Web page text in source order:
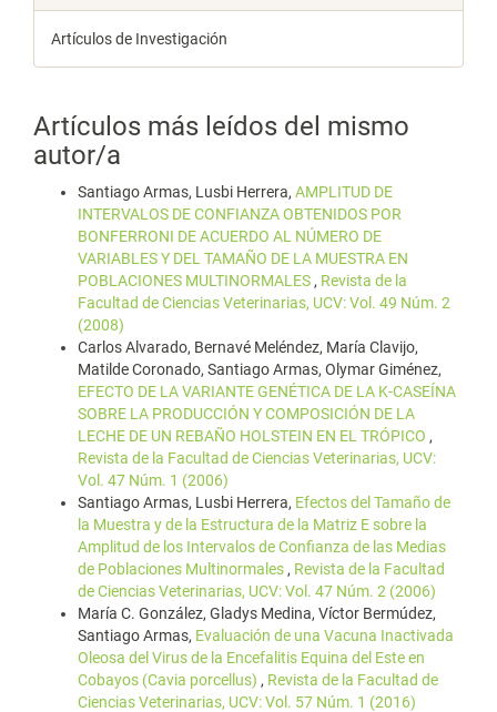
Artículos de Investigación
Artículos más leídos del mismo
autor/a
Santiago Armas, Lusbi Herrera, AMPLITUD DE
INTERVALOS DE CONFIANZA OBTENIDOS POR
BONFERRONI DE ACUERDO AL NÚMERO DE
VARIABLES Y DEL TAMAÑO DE LA MUESTRA EN
POBLACIONES MULTINORMALES , Revista de la
Facultad de Ciencias Veterinarias, UCV: Vol. 49 Núm. 2
(2008)
Carlos Alvarado, Bernavé Meléndez, María Clavijo,
Matilde Coronado, Santiago Armas, Olymar Giménez,
EFECTO DE LA VARIANTE GENÉTICA DE LA K-CASEÍNA
SOBRE LA PRODUCCIÓN Y COMPOSICIÓN DE LA
LECHE DE UN REBAÑO HOLSTEIN EN EL TRÓPICO ,
Revista de la Facultad de Ciencias Veterinarias, UCV:
Vol. 47 Núm. 1 (2006)
Santiago Armas, Lusbi Herrera, Efectos del Tamaño de
la Muestra y de la Estructura de la Matriz E sobre la
Amplitud de los Intervalos de Confianza de las Medias
de Poblaciones Multinormales , Revista de la Facultad
de Ciencias Veterinarias, UCV: Vol. 47 Núm. 2 (2006)
María C. González, Gladys Medina, Víctor Bermúdez,
Santiago Armas, Evaluación de una Vacuna Inactivada
Oleosa del Virus de la Encefalitis Equina del Este en
Cobayos (Cavia porcellus) , Revista de la Facultad de
Ciencias Veterinarias, UCV: Vol. 57 Núm. 1 (2016)